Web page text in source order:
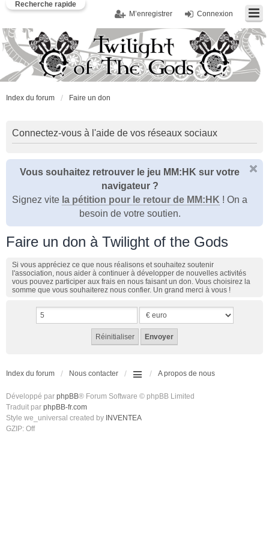
Connexion
M’enregistrer
Recherche rapide
Index du forum Faire un don
Connectez-vous à l'aide de vos réseaux sociaux
Vous souhaitez retrouver le jeu MM:HK sur votre
navigateur ?
Signez vite la pétition pour le retour de MM:HK ! On a
besoin de votre soutien.
Faire un don à Twilight of the Gods
Si vous appréciez ce que nous réalisons et souhaitez soutenir
l'association, nous aider à continuer à développer de nouvelles activités
vous pouvez participer aux frais en nous faisant un don. Vous choisirez la
somme que vous souhaiterez nous confier. Un grand merci à vous !
Index du forum Nous contacter A propos de nous
Développé par phpBB® Forum Software © phpBB Limited
Traduit par phpBB-fr.com
Style we_universal created by INVENTEA
GZIP: Off